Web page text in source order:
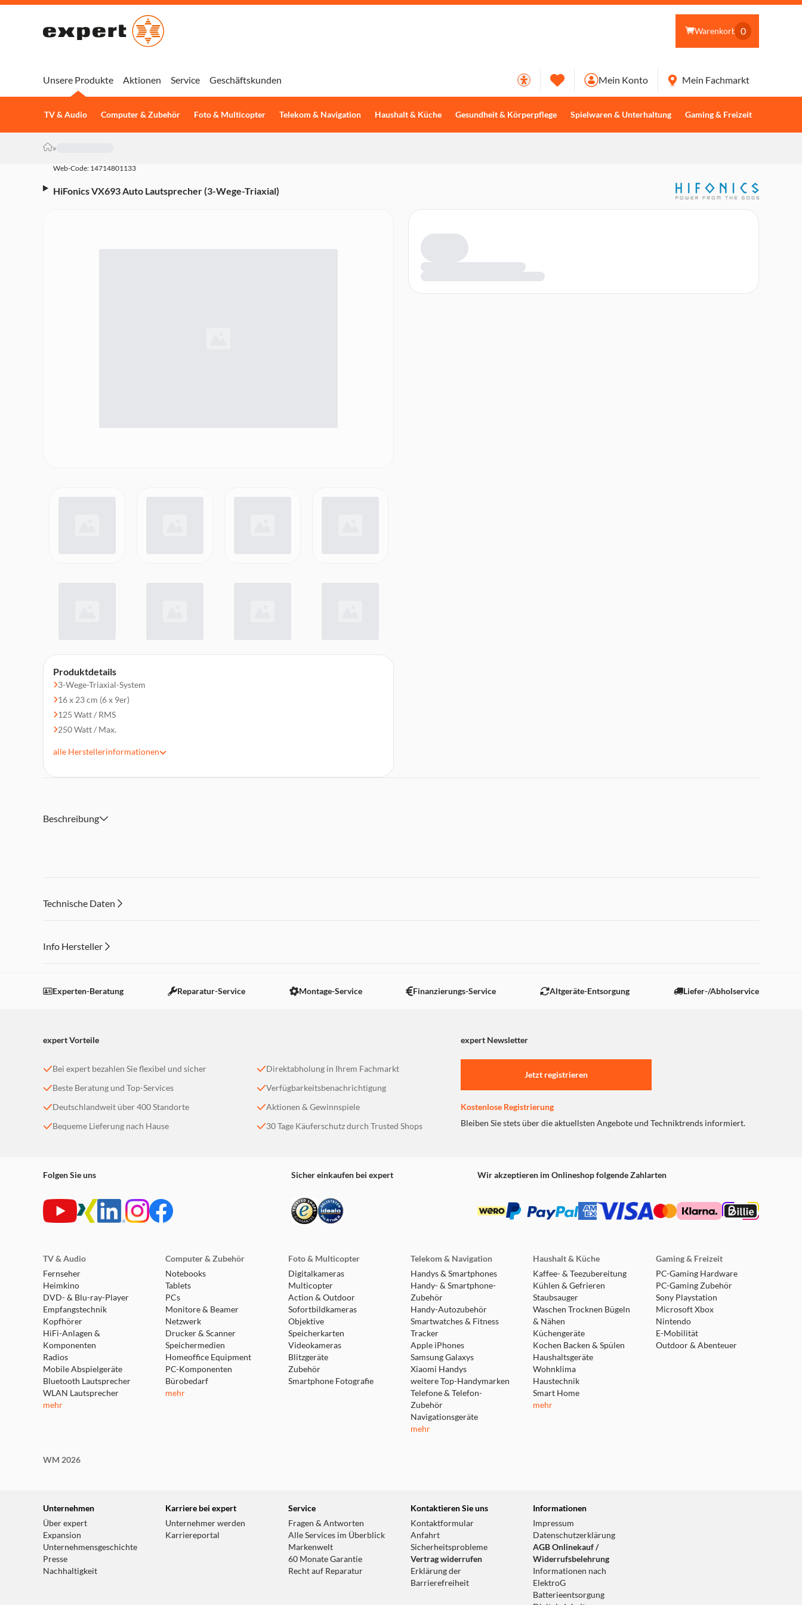
Warenkorb 0
Unsere Produkte
TV & Audio Computer & Zubehör Foto & Multicopter Telekom & Navigation Haushalt & Küche Gesundheit & Körperpflege Spielwaren & Unterhaltung Gaming & Freizeit
Aktionen Service Geschäftskunden Mein Konto Mein Fachmarkt
»
Web-Code: 14714801133
HiFonics VX693 Auto Lautsprecher (3-Wege-Triaxial)
Produktdetails
3-Wege-Triaxial-System
16 x 23 cm (6 x 9er)
125 Watt / RMS
250 Watt / Max.
alle Herstellerinformationen
Beschreibung
Technische Daten
Info Hersteller
Einstellungen anpassen
Experten-Beratung Reparatur-Service Montage-Service Finanzierungs-Service Altgeräte-Entsorgung Liefer-/Abholservice
expert Vorteile expert Newsletter
Bei expert bezahlen Sie flexibel und sicher
Beste Beratung und Top-Services
Deutschlandweit über 400 Standorte
Bequeme Lieferung nach Hause
Direktabholung in Ihrem Fachmarkt
Verfügbarkeitsbenachrichtigung
Aktionen & Gewinnspiele
30 Tage Käuferschutz durch Trusted Shops
Jetzt registrieren
Kostenlose Registrierung
Bleiben Sie stets über die aktuellsten Angebote und Techniktrends informiert.
Folgen Sie uns Sicher einkaufen bei expert Wir akzeptieren im Onlineshop folgende Zahlarten
TV & Audio
Fernseher
Heimkino
DVD- & Blu-ray-Player
Empfangstechnik
Kopfhörer
HiFi-Anlagen &
Komponenten
Radios
Mobile Abspielgeräte
Bluetooth Lautsprecher
WLAN Lautsprecher
mehr
Computer & Zubehör
Notebooks
Tablets
PCs
Monitore & Beamer
Netzwerk
Drucker & Scanner
Speichermedien
Homeoffice Equipment
PC-Komponenten
Bürobedarf
mehr
Foto & Multicopter
Digitalkameras
Multicopter
Action & Outdoor
Sofortbildkameras
Objektive
Speicherkarten
Videokameras
Blitzgeräte
Zubehör
Smartphone Fotografie
Telekom & Navigation
Handys & Smartphones
Handy- & Smartphone-
Zubehör
Handy-Autozubehör
Smartwatches & Fitness
Tracker
Apple iPhones
Samsung Galaxys
Xiaomi Handys
weitere Top-Handymarken
Telefone & Telefon-
Zubehör
Navigationsgeräte
mehr
Haushalt & Küche
Kaffee- & Teezubereitung
Kühlen & Gefrieren
Staubsauger
Waschen Trocknen Bügeln
& Nähen
Küchengeräte
Kochen Backen & Spülen
Haushaltsgeräte
Wohnklima
Haustechnik
Smart Home
mehr
Gaming & Freizeit
PC-Gaming Hardware
PC-Gaming Zubehör
Sony Playstation
Microsoft Xbox
Nintendo
E-Mobilität
Outdoor & Abenteuer
WM 2026
Unternehmen
Über expert
Expansion
Unternehmensgeschichte
Presse
Nachhaltigkeit
Karriere bei expert
Unternehmer werden
Karriereportal
Service
Fragen & Antworten
Alle Services im Überblick
Markenwelt
60 Monate Garantie
Recht auf Reparatur
Kontaktieren Sie uns
Kontaktformular
Anfahrt
Sicherheitsprobleme
Vertrag widerrufen
Erklärung der
Barrierefreiheit
Informationen
Impressum
Datenschutzerklärung
AGB Onlinekauf /
Widerrufsbelehrung
Informationen nach
ElektroG
Batterieentsorgung